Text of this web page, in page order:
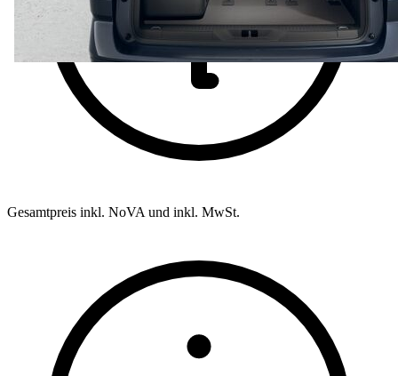
Gesamtpreis inkl. NoVA und inkl. MwSt.